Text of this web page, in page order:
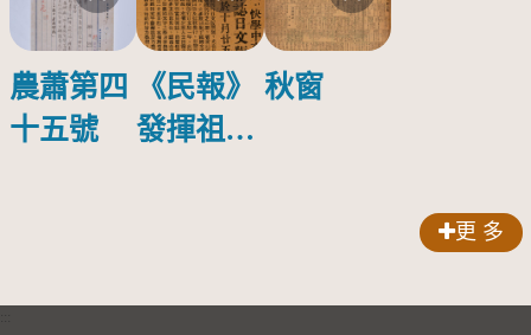
農蕭第四
十五號
《民報》
發揮祖國
秋窗
更 多